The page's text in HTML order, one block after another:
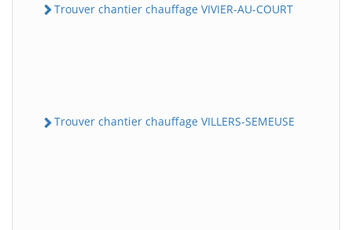
Trouver chantier chauffage VIVIER-AU-COURT
Trouver chantier chauffage VILLERS-SEMEUSE